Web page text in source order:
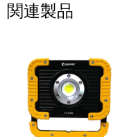
関連製品